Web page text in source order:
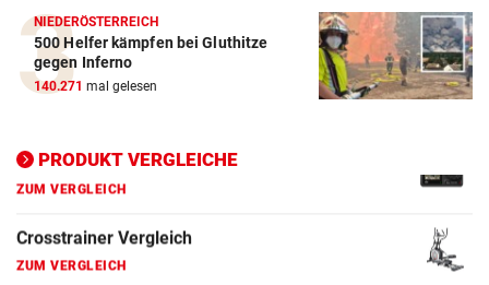
NIEDERÖSTERREICH
500 Helfer kämpfen bei Gluthitze
gegen Inferno
140.271 mal gelesen
PRODUKT VERGLEICHE
E-Bike Vergleich
ZUM VERGLEICH
Elektro-Scooter Vergleich
Ergometer Vergleich
ZUM VERGLEICH
Fahrrad Test
ZUM VERGLEICH